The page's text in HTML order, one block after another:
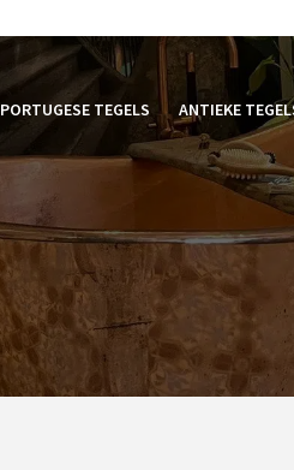
PORTUGESE TEGELS ANTIEKE